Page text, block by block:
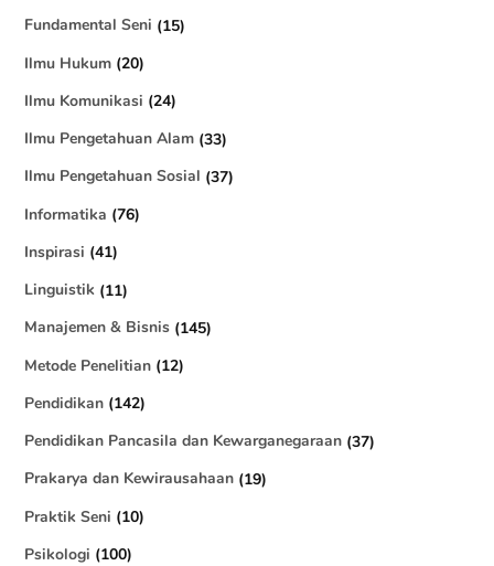
Fundamental Seni (15)
Ilmu Hukum (20)
Ilmu Komunikasi (24)
Ilmu Pengetahuan Alam (33)
Ilmu Pengetahuan Sosial (37)
Informatika (76)
Inspirasi (41)
Linguistik (11)
Manajemen & Bisnis (145)
Metode Penelitian (12)
Pendidikan (142)
Pendidikan Pancasila dan Kewarganegaraan (37)
Prakarya dan Kewirausahaan (19)
Praktik Seni (10)
Psikologi (100)